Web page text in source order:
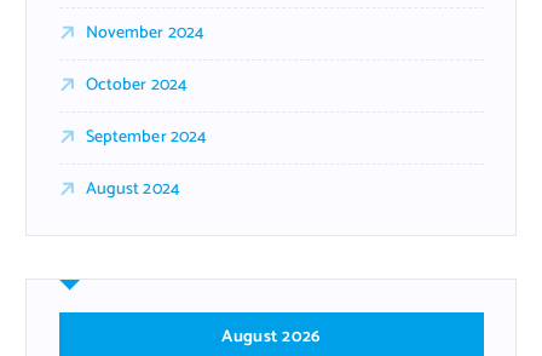
November 2024
October 2024
September 2024
August 2024
August 2026